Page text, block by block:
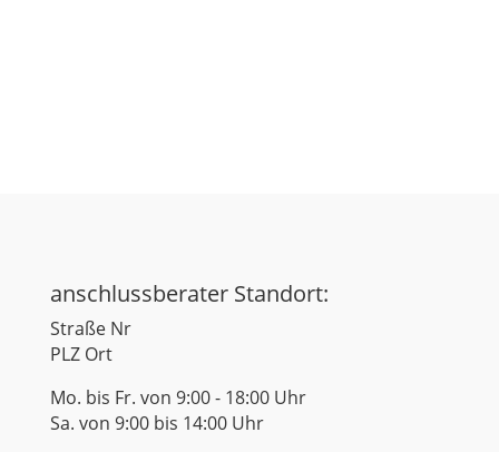
anschlussberater Standort:
Straße Nr
PLZ Ort
Mo. bis Fr. von 9:00 - 18:00 Uhr
Sa. von 9:00 bis 14:00 Uhr